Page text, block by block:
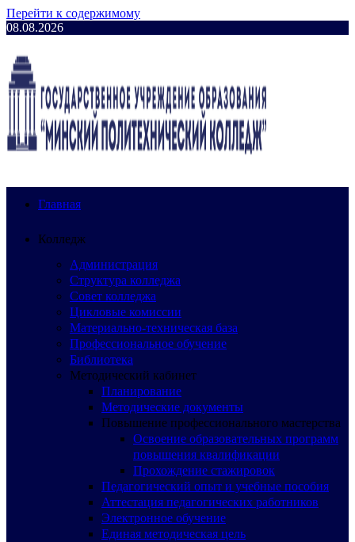
Перейти к содержимому
08.08.2026
Главная
Колледж
Администрация
Структура колледжа
Совет колледжа
Цикловые комиссии
Материально-техническая база
Профессиональное обучение
Библиотека
Методический кабинет
Планирование
Методические документы
Повышение профессионального мастерства
Освоение образовательных программ
повышения квалификации
Прохождение стажировок
Педагогический опыт и учебные пособия
Аттестация педагогических работников
Электронное обучение
Единая методическая цель